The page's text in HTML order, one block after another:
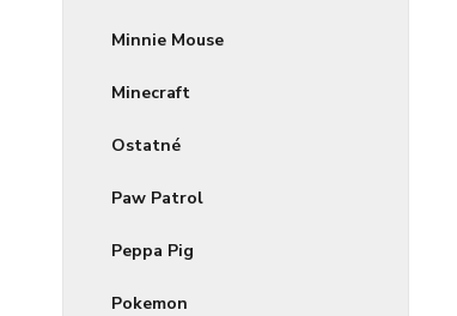
Minnie Mouse
Minecraft
Ostatné
Paw Patrol
Peppa Pig
Pokemon